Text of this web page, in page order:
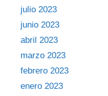
julio 2023
junio 2023
abril 2023
marzo 2023
febrero 2023
enero 2023